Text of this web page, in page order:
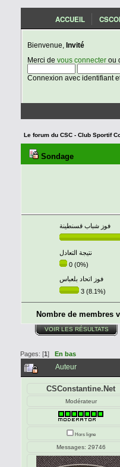
ACCUEIL
Bienvenue, Invité
Merci de vous connecterou
Connexion avec identifiant
Le forum du CSC - Club Sportif
Sondage
فوز شباب قسنطينة
نتيجة التعادل
0 (0%)
فوز اتحاد بلعباس
3 (8.1%)
Nombre de membres
VOIR LES RÉSULTATS
Pages: [1] En bas
Auteur
CSConstantine.Net
Modérateur
Hors ligne
Messages: 29746